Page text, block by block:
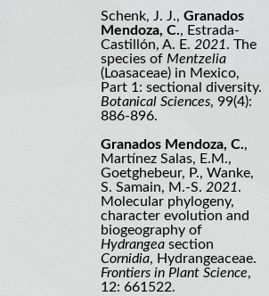
Schenk, J. J., Granados
Mendoza, C., Estrada-
Castillón, A. E. 2021. The
species of Mentzelia
(Loasaceae) in Mexico,
Part 1: sectional diversity.
Botanical Sciences, 99(4):
886-896.
Granados Mendoza, C.,
Martínez Salas, E.M.,
Goetghebeur, P., Wanke,
S. Samain, M.-S. 2021.
Molecular phylogeny,
character evolution and
biogeography of
Hydrangea section
Cornidia, Hydrangeaceae.
Frontiers in Plant Science,
12: 661522.